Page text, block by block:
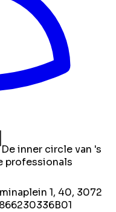
De inner circle van 's
professionals
1, 40, 3072